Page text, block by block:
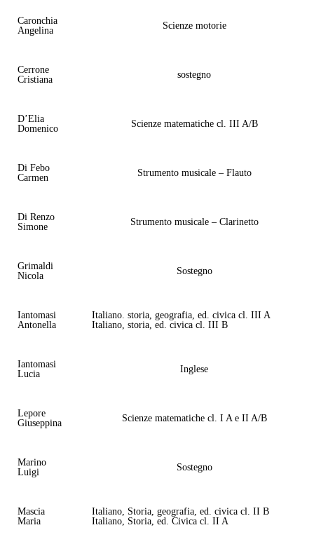
Caronchia
Angelina
Scienze motorie
Cerrone
Cristiana
sostegno
D’Elia
Domenico
Scienze matematiche cl. III A/B
Di Febo
Carmen
Strumento musicale – Flauto
Di Renzo
Simone
Strumento musicale – Clarinetto
Grimaldi
Nicola
Sostegno
Iantomasi
Antonella
Italiano. storia, geografia, ed. civica cl. III A
Italiano, storia, ed. civica cl. III B
Iantomasi
Lucia
Inglese
Lepore
Giuseppina
Scienze matematiche cl. I A e II A/B
Marino
Luigi
Sostegno
Mascia
Maria
Italiano, Storia, geografia, ed. civica cl. II B
Italiano, Storia, ed. Civica cl. II A